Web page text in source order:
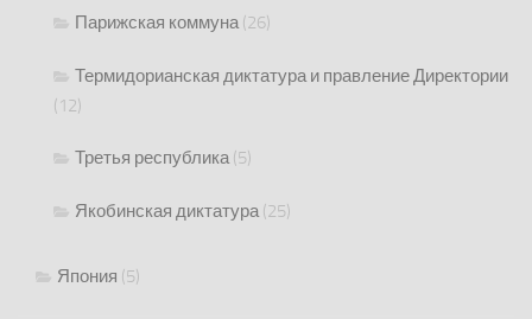
Парижская коммуна(26)
Термидорианская диктатура и правление Директории
(12)
Третья республика(5)
Якобинская диктатура(25)
Япония (5)